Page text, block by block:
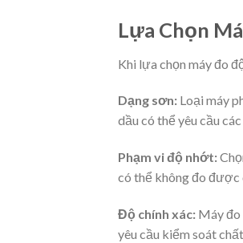
Lựa Chọn
Khi lựa chọn máy đo
Dạng sơn: Loại máy
dầu có thể yêu cầu
Phạm vi độ nhớt:
có thể không đo được
Độ chính xác: Máy đo
yêu cầu kiểm soát